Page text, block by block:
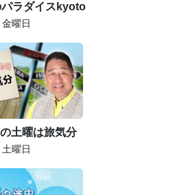
ラダイスkyoto
金曜日
土曜は旅気分
土曜日